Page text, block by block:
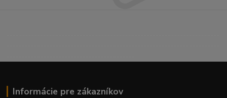
Informácie pre zákazníkov